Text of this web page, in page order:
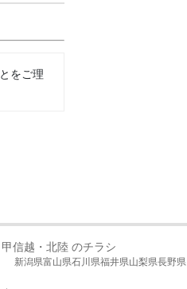
をご理
甲信越・北陸 のチラシ
新潟県富山県石川県福井県山梨県長野県